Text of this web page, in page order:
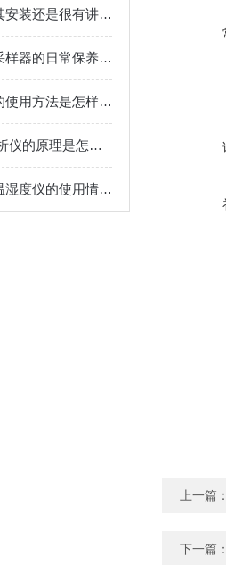
成都污泥浓度计其安装还是很有讲究的
以下是成都水质采样器的日常保养事项
成都雨量计正确的使用方法是怎样的呢？
成都COD在线分析仪的原理是怎样的呢？
我们对于精密型温湿度仪的使用情况分析概述
上一篇
下一篇